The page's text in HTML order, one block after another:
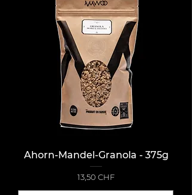
Ahorn-Mandel-Granola - 375g
Preis
13,50 CHF